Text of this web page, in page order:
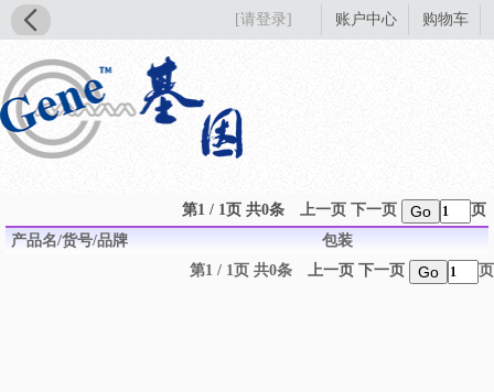
[请登录] 账户中心 购物车
第1 / 1页 共0条 上一页 下一页 Go
页
产品名/货号/品牌
包装
第1 / 1页 共0条
上一页 下一页 Go 页